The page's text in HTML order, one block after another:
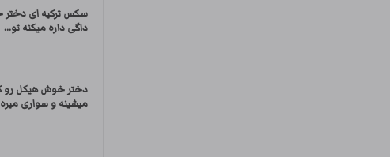
سکس ترکیه ای
داگی داره میکنه تو...
دختر خوش هیکل رو
میشینه و سواری میره